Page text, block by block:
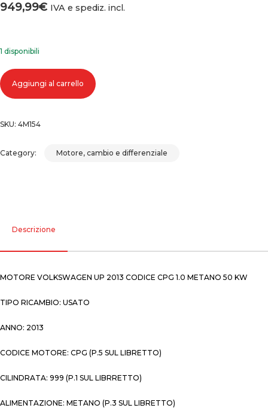
949,99€ IVA e spediz. incl.
1 disponibili
Motore volkswagen up 2013 codice cpg 1.0 metano 50 kw quantità
Aggiungi al carrello
SKU: 4M154
Category: Motore, cambio e differenziale
Descrizione
MOTORE VOLKSWAGEN UP 2013 CODICE CPG 1.0 METANO 50 KW
TIPO RICAMBIO: USATO
ANNO: 2013
CODICE MOTORE: CPG (P.5 SUL LIBRETTO)
CILINDRATA: 999 (P.1 SUL LIBRRETTO)
ALIMENTAZIONE: METANO (P.3 SUL LIBRETTO)